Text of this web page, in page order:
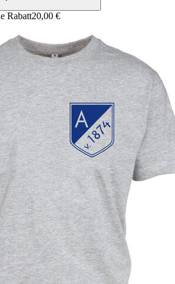
Rabatt20,00 €